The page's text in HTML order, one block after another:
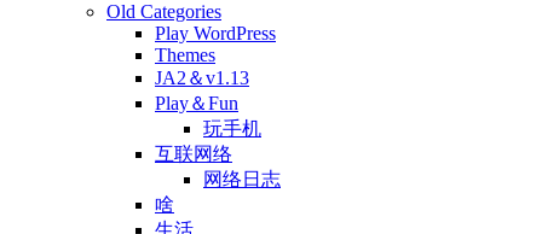
Old Categories
Play WordPress
Themes
JA2＆v1.13
Play＆Fun
玩手机
互联网络
网络日志
啥
生活